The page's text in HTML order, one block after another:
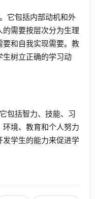
它包括内部动机和外
需要按层次分为生理
和自我实现需要。教
生树立正确的学习动
包括智力、技能、习
境、教育和个人努力
学生的能力来促进学